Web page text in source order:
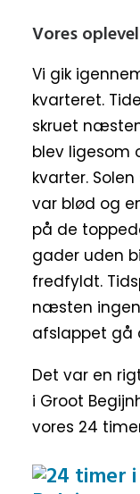
Vores
Vi gik
kvarteret.
skruet
blev ligesom
kvarter.
var blød og
på de
gader uden
fredfyldt.
næsten
afslappet gå
Det var en
i Groot
vores 24